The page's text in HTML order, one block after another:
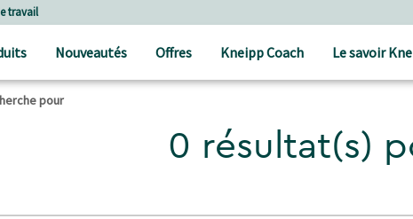
travail
Nouveautés Offres Kneipp Coach Le savoir
pour
0 résultat(s)